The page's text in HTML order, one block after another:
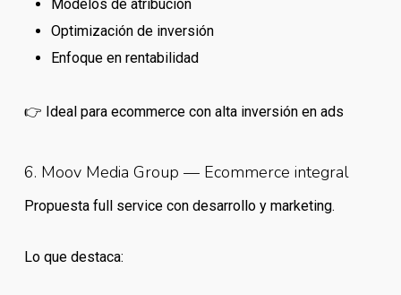
Modelos de atribución
Optimización de inversión
Enfoque en rentabilidad
👉 Ideal para ecommerce con alta inversión en ads
6. Moov Media Group — Ecommerce integral
Propuesta full service con desarrollo y marketing.
Lo que destaca: